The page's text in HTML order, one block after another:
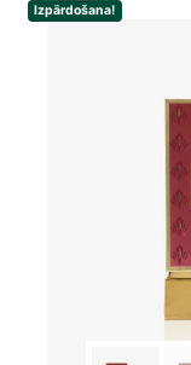
Izpārdošana!